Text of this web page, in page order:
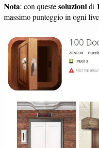
Nota: con questesoluzionidi
massimo punteggio in ogni